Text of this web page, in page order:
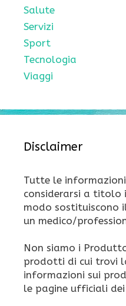
Salute
Servizi
Sport
Tecnologia
Viaggi
Disclaimer
Tutte le
considerarsi a titolo
modo sostituiscono
un medico/
Non siamo i
prodotti di cui trovi
informazioni sui
le pagine ufficiali